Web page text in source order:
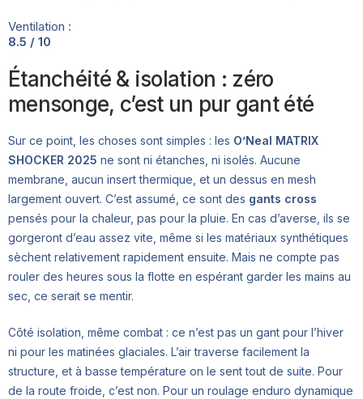
Ventilation :
8.5 / 10
Étanchéité & isolation : zéro
mensonge, c’est un pur gant été
Sur ce point, les choses sont simples : les O’Neal MATRIX
SHOCKER 2025 ne sont ni étanches, ni isolés. Aucune
membrane, aucun insert thermique, et un dessus en mesh
largement ouvert. C’est assumé, ce sont des gants cross
pensés pour la chaleur, pas pour la pluie. En cas d’averse, ils se
gorgeront d’eau assez vite, même si les matériaux synthétiques
sèchent relativement rapidement ensuite. Mais ne compte pas
rouler des heures sous la flotte en espérant garder les mains au
sec, ce serait se mentir.
Côté isolation, même combat : ce n’est pas un gant pour l’hiver
ni pour les matinées glaciales. L’air traverse facilement la
structure, et à basse température on le sent tout de suite. Pour
de la route froide, c’est non. Pour un roulage enduro dynamique